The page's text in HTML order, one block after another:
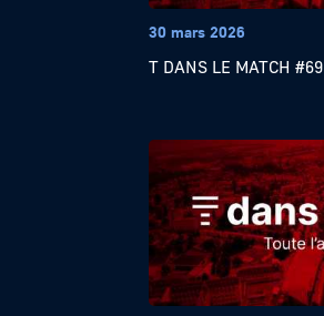
30 mars 2026
T DANS LE MATCH #69